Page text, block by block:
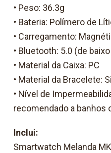
• Peso: 36.3g
• Bateria: Polímero de
• Carregamento:
• Bluetooth: 5.0 (de
• Material da Caixa: PC
• Material da Bracelete:
• Nível de
recomendado a banhos
Inclui:
Smartwatch Melanda